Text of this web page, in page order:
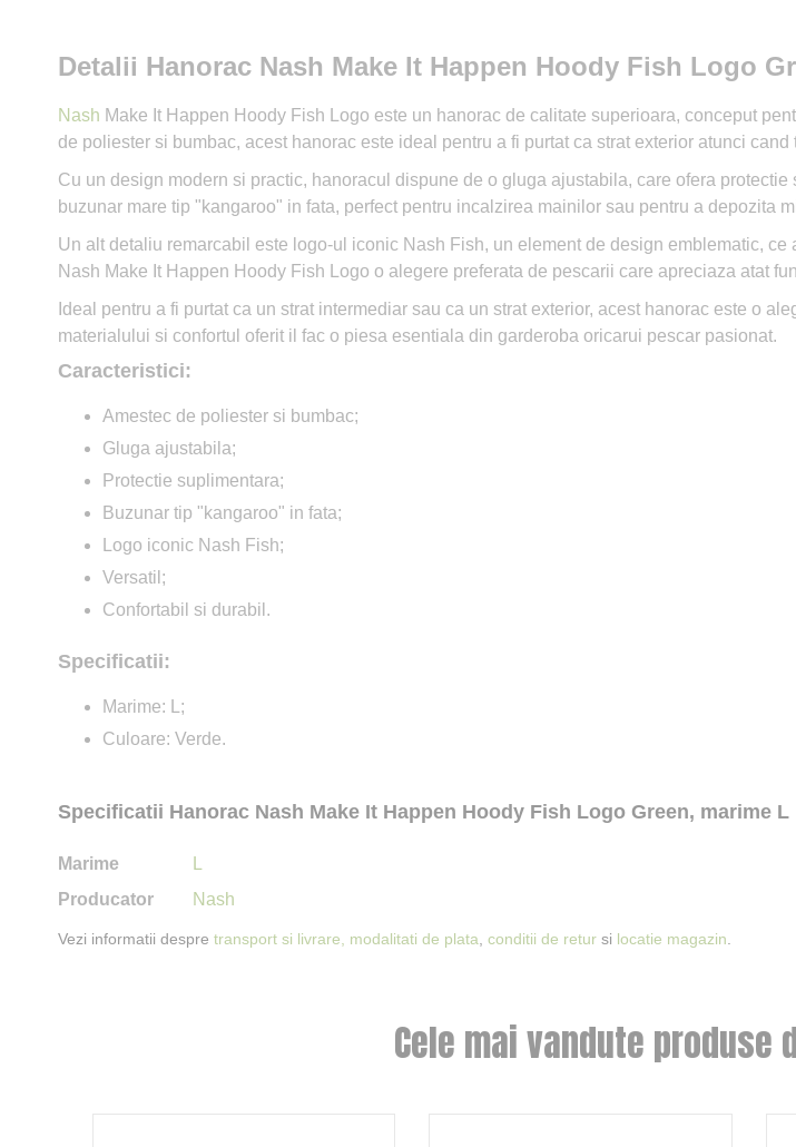
Detalii Hanorac Nash Make It Happen Hoody Fish Logo
Nash Make It Happen Hoody Fish Logo este un hanorac de calitate superioara, conceput
de poliester si bumbac, acest hanorac este ideal pentru a fi purtat ca strat exterior atunci
Cu un design modern si practic, hanoracul dispune de o gluga ajustabila, care ofera
buzunar mare tip "kangaroo" in fata, perfect pentru incalzirea mainilor sau pentru a depozita
Un alt detaliu remarcabil este logo-ul iconic Nash Fish, un element de design emblematic,
Nash Make It Happen Hoody Fish Logo o alegere preferata de pescarii care apreciaza atat
Ideal pentru a fi purtat ca un strat intermediar sau ca un strat exterior, acest hanorac este o
materialului si confortul oferit il fac o piesa esentiala din garderoba oricarui pescar pasionat.
Caracteristici:
Amestec de poliester si bumbac;
Gluga ajustabila;
Protectie suplimentara;
Buzunar tip "kangaroo" in fata;
Logo iconic Nash Fish;
Versatil;
Confortabil si durabil.
Specificatii:
Marime: L;
Culoare: Verde.
Specificatii Hanorac Nash Make It Happen Hoody Fish Logo Green, marime L
Marime
Producator
Nash
Vezi informatii despre transport si livrare, modalitati de plata conditii de retur si locatie magazin
Cele mai vandute